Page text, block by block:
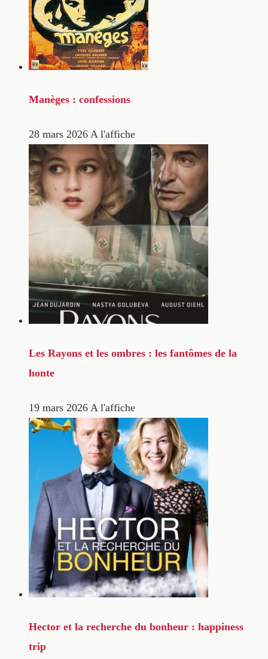
Manèges : confessions
28 mars 2026 A l'affiche
Les Rayons et les ombres : les fantômes de la
honte
19 mars 2026 A l'affiche
Hector et la recherche du bonheur : happiness
trip